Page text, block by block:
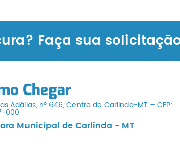
Faça sua
Chegar
Adálias, nº 646, Centro de Carlinda-MT – CEP:
000
Municipal de Carlinda - MT